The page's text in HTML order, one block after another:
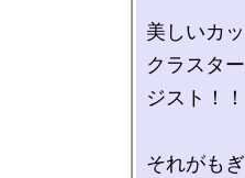
美しいカ
クラスタ
ジスト！！